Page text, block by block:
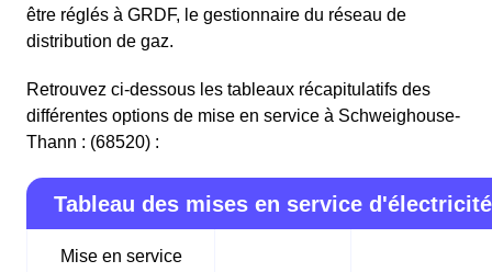
être réglés à GRDF, le gestionnaire du réseau de
distribution de gaz.
Retrouvez ci-dessous les tableaux récapitulatifs des
différentes options de mise en service à Schweighouse-
Thann : (68520) :
Tableau des mises en service d'électricité
Mise en service